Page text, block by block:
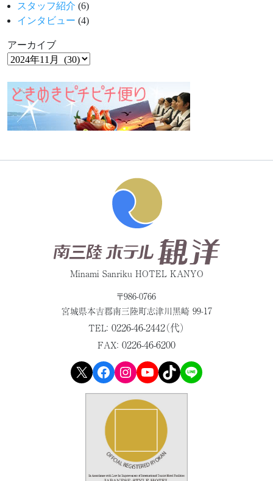
スタッフ紹介 (6)
インタビュー (4)
アーカイブ
Minami Sanriku HOTEL KANYO
〒986-0766
宮城県本吉郡南三陸町志津川黒崎 99-17
TEL： 0226-46-2442（代）
FAX： 0226-46-6200
X Facebook Instagram YouTube TikTok LINE